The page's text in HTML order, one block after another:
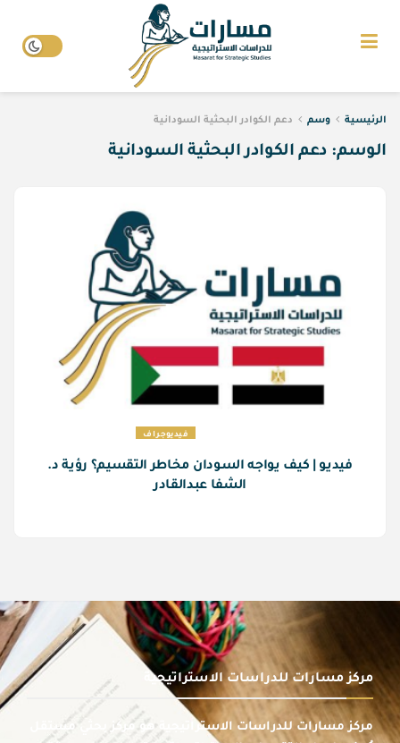
الرئيسية وسم دعم الكوادر البحثية السودانية
الوسم: دعم الكوادر البحثية السودانية
فيديوجراف
فيديو | كيف يواجه السودان مخاطر التقسيم؟ رؤية د.
الشفا عبدالقادر
مركز مسارات للدراسات الاستراتيجية
مركز مسارات للدراسات الاستراتيجية هو مركز بحثي مستقل